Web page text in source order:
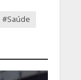
#Saúde